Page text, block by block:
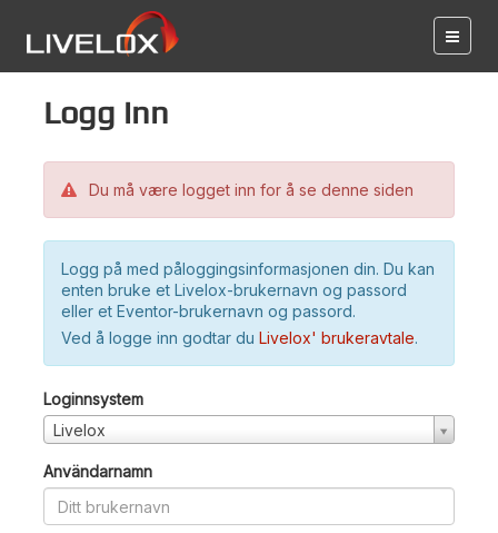
Logg inn
Du må være logget inn for å se denne siden
Logg på med påloggingsinformasjonen din. Du kan
enten bruke et Livelox-brukernavn og passord
eller et Eventor-brukernavn og passord.
Ved å logge inn godtar du Livelox' brukeravtale.
Loginnsystem
Livelox
Användarnamn